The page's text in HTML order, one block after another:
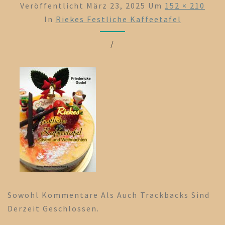
Veröffentlicht März 23, 2025 Um 152 × 210
In Riekes Festliche Kaffeetafel
/
Sowohl Kommentare Als Auch Trackbacks Sind
Derzeit Geschlossen.